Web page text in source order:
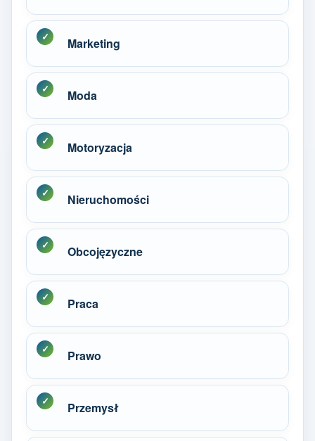
Marketing
Moda
Motoryzacja
Nieruchomości
Obcojęzyczne
Praca
Prawo
Przemysł